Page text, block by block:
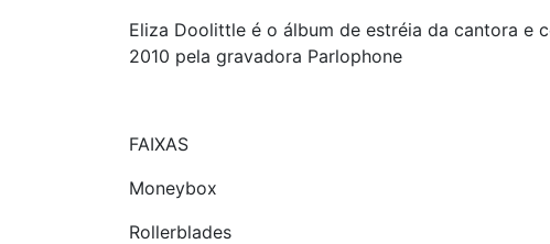
Eliza Doolittle é o álbum de estréia da cantora e
2010 pela gravadora Parlophone
FAIXAS
Moneybox
Rollerblades